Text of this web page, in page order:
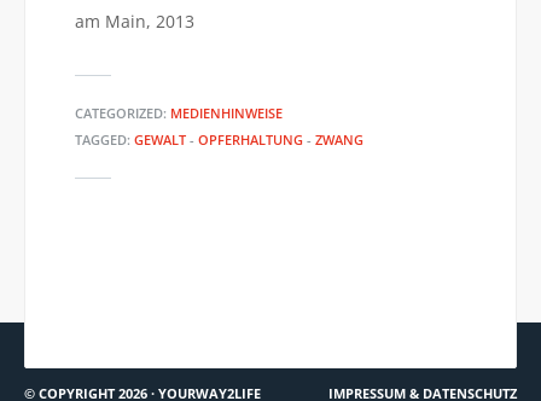
am Main, 2013
CATEGORIZED: MEDIENHINWEISE
TAGGED: GEWALT- OPFERHALTUNG- ZWANG
© COPYRIGHT 2026 · YOURWAY2LIFE IMPRESSUM & DATENSCHUTZ